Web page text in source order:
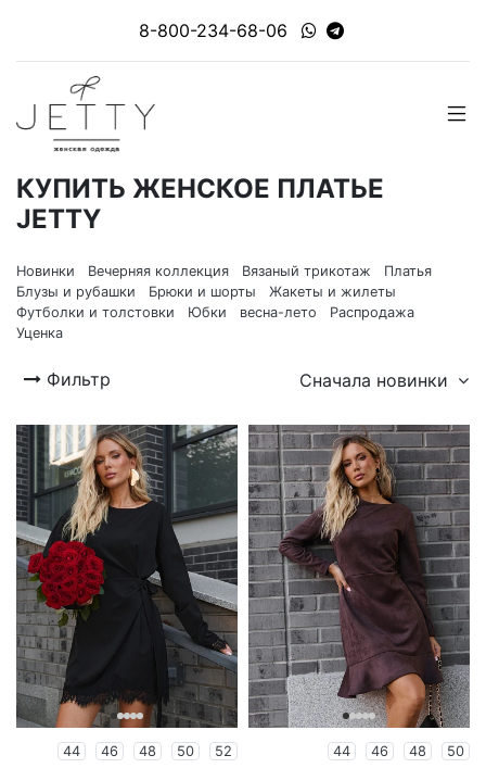
8-800-234-68-06
КУПИТЬ ЖЕНСКОЕ ПЛАТЬЕ
JETTY
Новинки Вечерняя коллекция Вязаный трикотаж
Платья
Блузы и рубашки
Брюки и шорты
Жакеты и жилеты
Футболки и толстовки
Юбки весна-лето
Распродажа
Уценка
Фильтр Сначала новинки
44 46 48 50 52 44 46 48 50